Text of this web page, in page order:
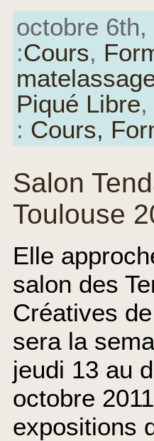
octobre 6th,
:Cours,
Piqué Libre,
: Cours,
Salon
Toulouse
Elle
salon des
Créatives
sera la
jeudi 13 au
octobre
expositions